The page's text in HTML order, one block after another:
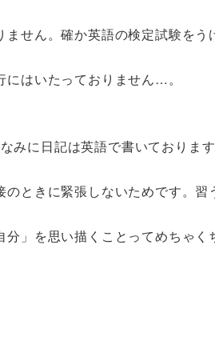
せん。確か英語の検定試験を
はいたっておりません…。
に日記は英語で書いております
ときに緊張しないためです。習
」を思い描くことってめちゃく